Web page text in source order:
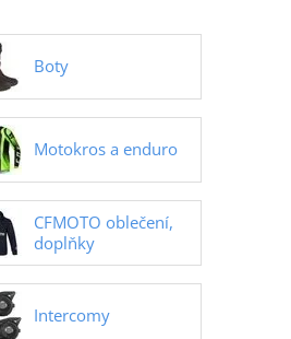
Boty
Motokros a enduro
CFMOTO oblečení,
doplňky
Intercomy